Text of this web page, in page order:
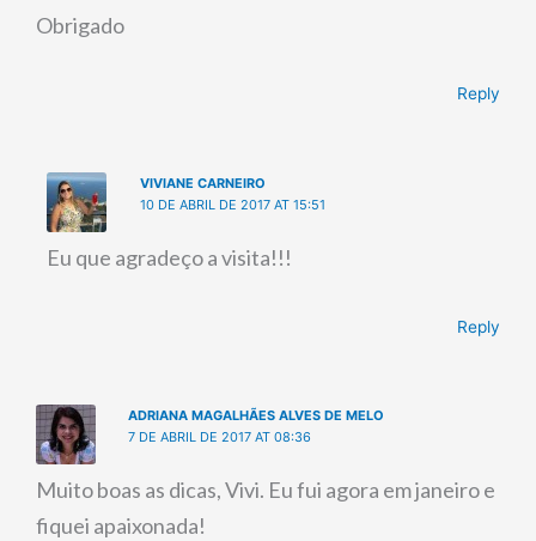
Obrigado
Reply
VIVIANE CARNEIRO
10 DE ABRIL DE 2017 AT 15:51
Eu que agradeço a visita!!!
Reply
ADRIANA MAGALHÃES ALVES DE MELO
7 DE ABRIL DE 2017 AT 08:36
Muito boas as dicas, Vivi. Eu fui agora em janeiro e
fiquei apaixonada!